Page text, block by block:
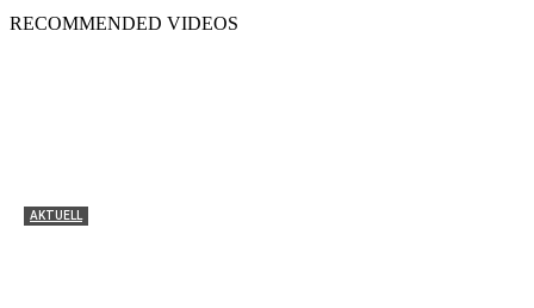
RECOMMENDED VIDEOS
AKTUELL